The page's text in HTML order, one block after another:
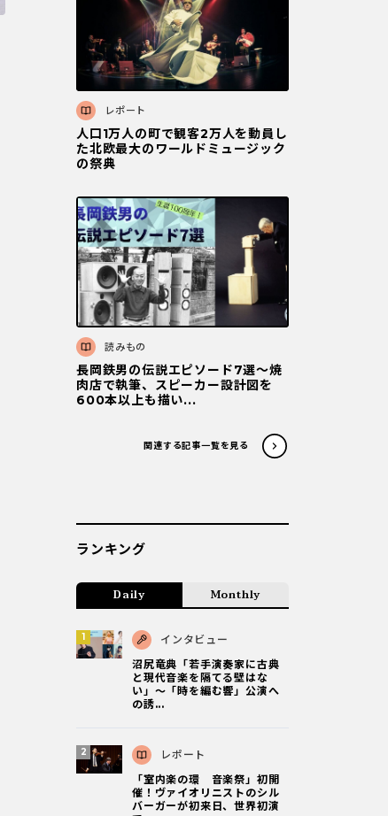
レポート
人口1万人の町で観客2万人を動員し
た北欧最大のワールドミュージック
の祭典
読みもの
長岡鉄男の伝説エピソード7選〜焼
肉店で執筆、スピーカー設計図を
600本以上も描い...
関連する記事一覧を見る
ランキング
Daily Monthly
インタビュー
沼尻竜典「若手演奏家に古典
と現代音楽を隔てる壁はな
い」～「時を編む響」公演へ
の誘...
レポート
「室内楽の環 音楽祭」初開
催！ヴァイオリニストのシル
バーガーが初来日、世界初演